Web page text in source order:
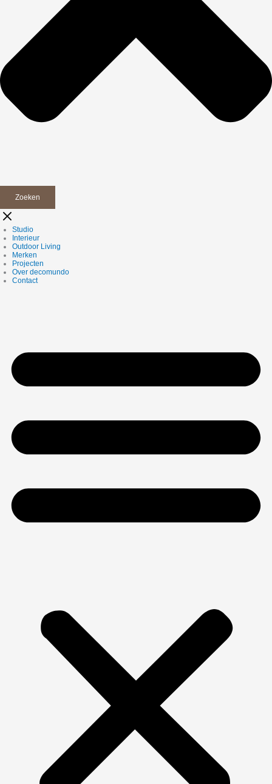
Zoeken
Studio
Interieur
Outdoor Living
Merken
Projecten
Over decomundo
Contact